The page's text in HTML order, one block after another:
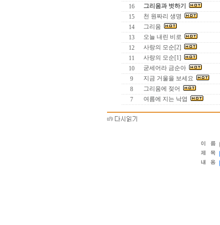
16
그리움과 벗하기
15
천 원짜리 생명
14
그리움
13
오늘 내린 비로
12
사랑의 모순[2]
11
사랑의 모순[1]
10
굳세어라 금순아
9
지금 거울을 보세요
8
그리움에 젖어
7
여름에 지는 낙엽